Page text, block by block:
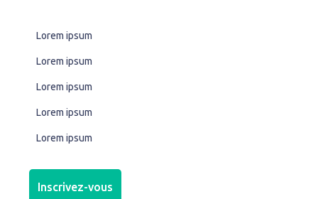
Lorem ipsum
Lorem ipsum
Lorem ipsum
Lorem ipsum
Lorem ipsum
Inscrivez-vous